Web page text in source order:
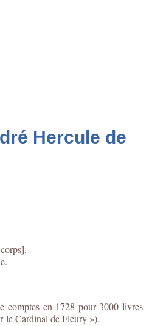
Hercule de
comptes en 1728 pour 3000 livres
le Cardinal de Fleury »).